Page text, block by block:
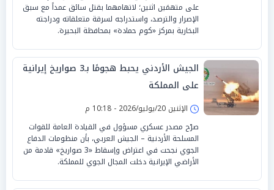
على متهمَين اثنين؛ لاتهامهما بقتل سائق عمداً مع سبق
الإصرار والترصد، واستدراجه لسرقة متعلقاته ودراجته
البخارية بمركز «كوم حمادة» بمحافظة البحيرة.
الجيش الأردني يحبط هجومًا بـ3 صواريخ إيرانية
على المملكة
الإثنين 20/يوليو/2026 - 10:18 م
صرّح مصدر عسكري مسؤول في القيادة العامة للقوات
المسلحة الأردنية – الجيش العربي، بأن منظومات الدفاع
الجوي نجحت في اعتراض وإسقاط «3 صواريخ» قادمة من
الأراضي الإيرانية دخلت المجال الجوي للمملكة.